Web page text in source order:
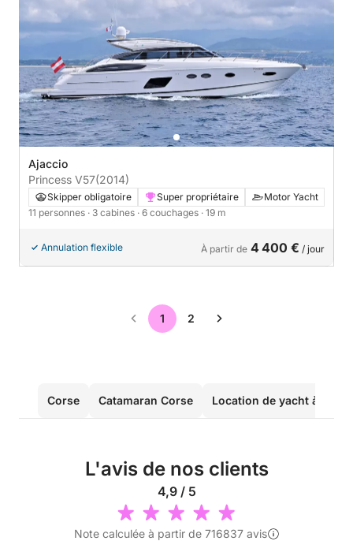
Ajaccio
Princess V57(2014)
Skipper obligatoire Super propriétaire
Motor Yacht
11 personnes · 3 cabines · 6 couchages · 19 m
Annulation flexible À partir de 4 400 € / jour
1 2
Corse Catamaran Corse Location de yacht à
L'avis de nos clients
4,9 / 5
Note calculée à partir de 716837 avis